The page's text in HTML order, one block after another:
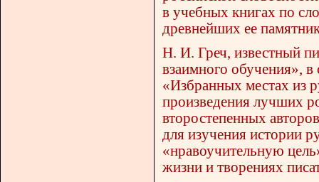
в учебных книгах по
древнейших ее
Н. И. Греч, известный
взаимного обучения»,
«Избранных местах из
произведения лучших
второстепенных
для изучения истории
«нравоучительную
жизни и творениях